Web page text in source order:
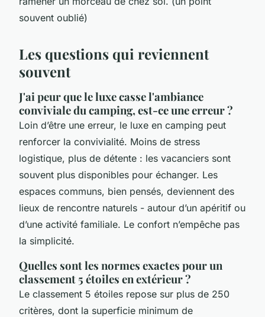
souvent oublié)
Les questions qui reviennent
souvent
J'ai peur que le luxe casse l'ambiance
conviviale du camping, est-ce une erreur ?
Loin d’être une erreur, le luxe en camping peut
renforcer la convivialité. Moins de stress
logistique, plus de détente : les vacanciers sont
souvent plus disponibles pour échanger. Les
espaces communs, bien pensés, deviennent des
lieux de rencontre naturels - autour d’un apéritif ou
d’une activité familiale. Le confort n’empêche pas
la simplicité.
Quelles sont les normes exactes pour un
classement 5 étoiles en extérieur ?
Le classement 5 étoiles repose sur plus de 250
critères, dont la superficie minimum de